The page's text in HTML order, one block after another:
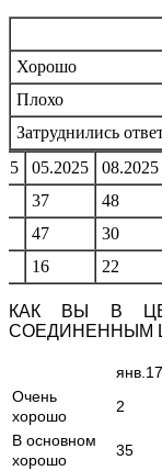
Хорошо
Плохо
Затруднились
05.2025 08.2025
37
48
47
30
16
22
КАК ВЫ В
СОЕДИНЕННЫМ
янв.17
Очень
хорошо
2
В основном
хорошо
35